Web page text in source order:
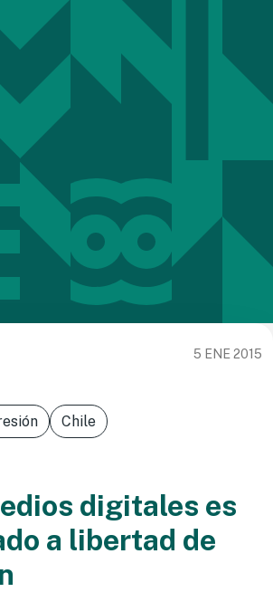
5 ENE 2015
Chile
digitales es
a libertad de